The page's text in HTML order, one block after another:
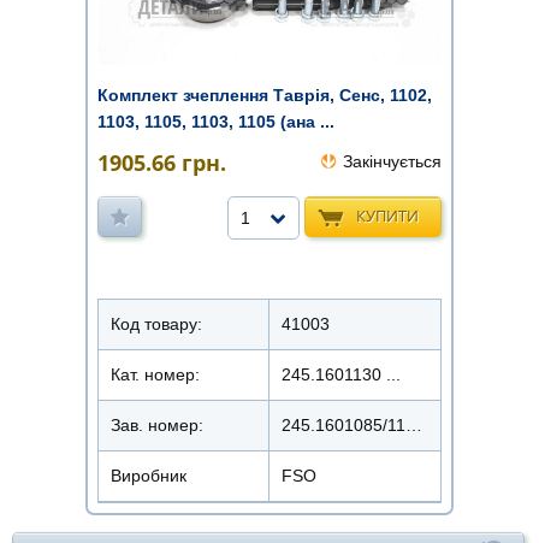
Комплект зчеплення Таврія, Сенс, 1102,
1103, 1105, 1103, 1105 (ана ...
1905.66 грн. Закінчується
КУПИТИ
1
Код товару: 41003
Кат. номер: 245.1601130 ...
Зав. номер: 245.1601085/1130/1180-FSO
Виробник FSO